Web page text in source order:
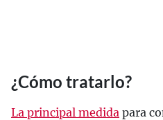
¿Cómo tratarlo?
La principal medida para